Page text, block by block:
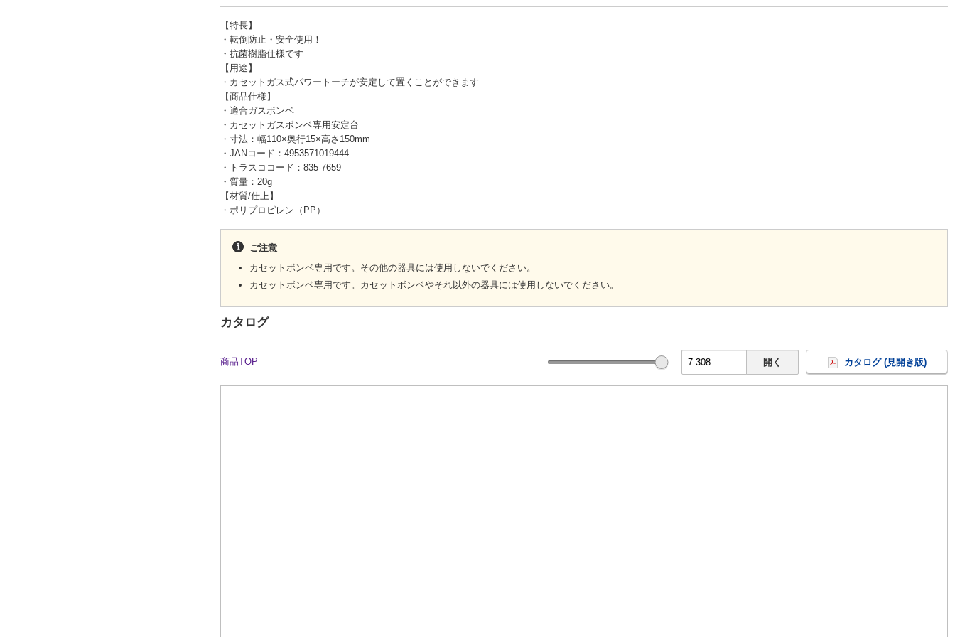
【特長】
・転倒防止・安全使用！
・抗菌樹脂仕様です
【用途】
・カセットガス式パワートーチが安定して置くことができます
【商品仕様】
・適合ガスボンベ
・カセットガスボンベ専用安定台
・寸法：幅110×奥行15×高さ150mm
・JANコード：4953571019444
・トラスココード：835-7659
・質量：20g
【材質/仕上】
・ポリプロピレン（PP）
ご注意
カセットボンベ専用です。その他の器具には使用しないでください。
カセットボンベ専用です。カセットボンベやそれ以外の器具には使用しないでください。
カタログ
商品TOP 開く カタログ (見開き版)